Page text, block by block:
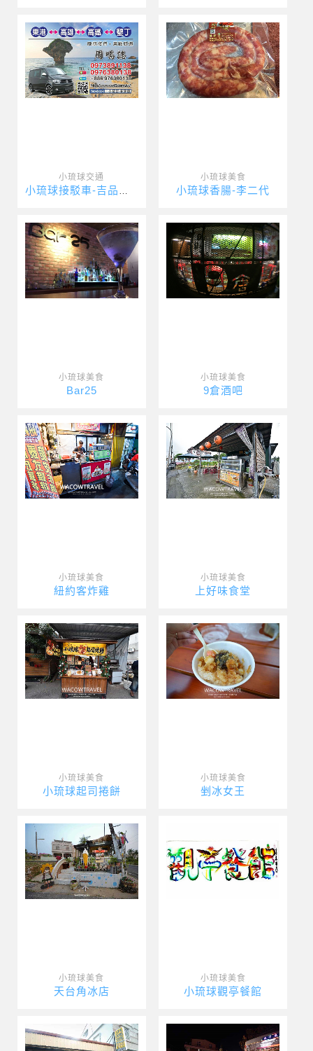
小琉球交通 小琉球美食
小琉球香腸-李二代
小琉球美食
Bar25
小琉球美食
9倉酒吧
小琉球美食
紐約客炸雞
小琉球美食
上好味食堂
小琉球美食
小琉球起司捲餅
小琉球美食
剉冰女王
小琉球美食
天台角冰店
小琉球美食
小琉球觀亭餐館